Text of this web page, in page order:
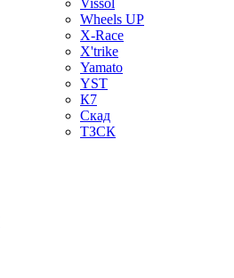
Vissol
Wheels UP
X-Race
X'trike
Yamato
YST
К7
Скад
ТЗСК